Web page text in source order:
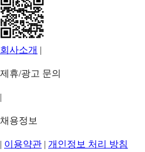
회사소개 |
제휴/광고 문의
|
채용정보
| 이용약관 | 개인정보 처리 방침